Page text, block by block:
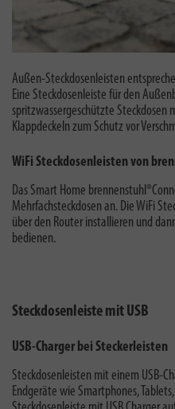
Außen-Steckdosenleisten
Eine Steckdosenleiste für den
spritzwassergeschützte Steckdosen
Klappdeckeln zum Schutz vor
WiFi Steckdosenleisten von
Das Smart Home
Mehrfachsteckdosen an. Die WiFi
über den Router installieren und
bedienen.
Steckdosenleiste mit USB
USB-Charger bei Steckerleisten
Steckdosenleisten mit einem USB-
Endgeräte wie Smartphones,